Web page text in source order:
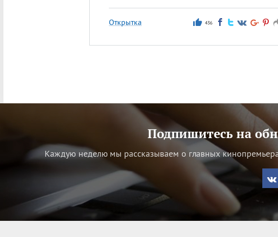
Открытка 436
Подпишитесь на
Каждую неделю мы рассказываем о главных